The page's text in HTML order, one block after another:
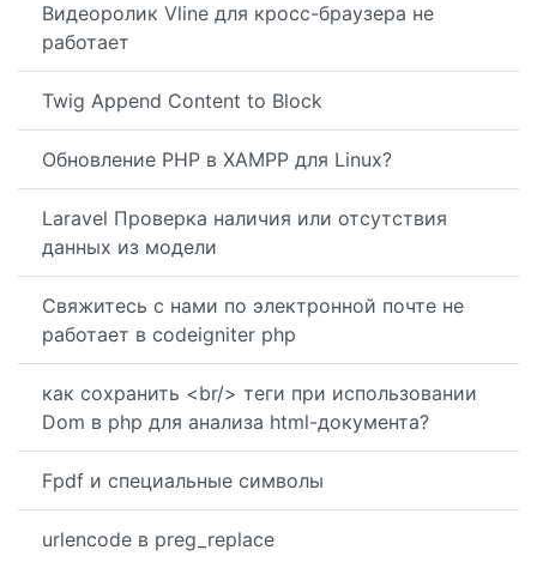
Видеоролик Vline для кросс-браузера не
работает
Twig Append Content to Block
Обновление PHP в XAMPP для Linux?
Laravel Проверка наличия или отсутствия
данных из модели
Свяжитесь с нами по электронной почте не
работает в codeigniter php
как сохранить <br/> теги при использовании
Dom в php для анализа html-документа?
Fpdf и специальные символы
urlencode в preg_replace